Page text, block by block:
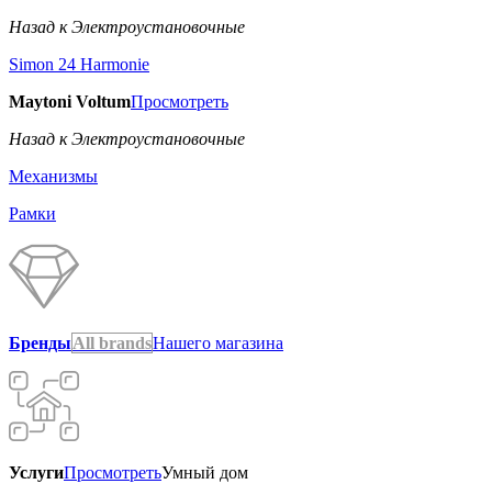
Назад к Электроустановочные
Simon 24 Harmonie
Maytoni VoltumПросмотреть
Назад к Электроустановочные
Механизмы
Рамки
БрендыAll brandsНашего магазина
УслугиПросмотретьУмный дом